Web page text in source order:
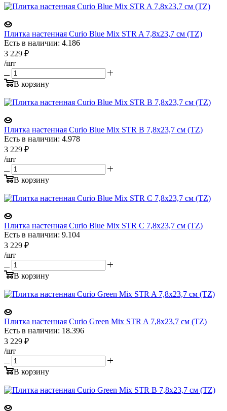
Плитка настенная Curio Blue Mix STR A 7,8x23,7 см (TZ)
Есть в наличии: 4.186
3 229 ₽
/шт
В корзину
Плитка настенная Curio Blue Mix STR B 7,8x23,7 см (TZ)
Есть в наличии: 4.978
3 229 ₽
/шт
В корзину
Плитка настенная Curio Blue Mix STR C 7,8x23,7 см (TZ)
Есть в наличии: 9.104
3 229 ₽
/шт
В корзину
Плитка настенная Curio Green Mix STR A 7,8x23,7 см (TZ)
Есть в наличии: 18.396
3 229 ₽
/шт
В корзину